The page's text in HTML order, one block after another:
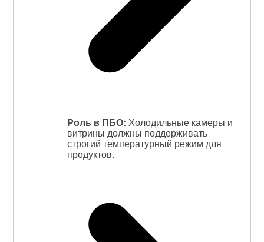
Роль в ПБО: Холодильные камеры и
витрины должны поддерживать
строгий температурный режим для
продуктов.